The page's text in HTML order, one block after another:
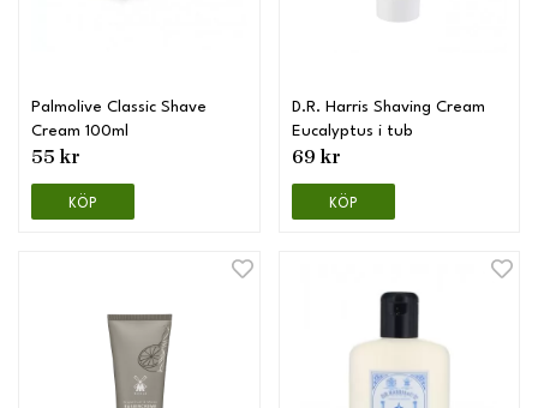
Palmolive Classic Shave
Cream 100ml
55 kr
KÖP
D.R. Harris Shaving Cream
Eucalyptus i tub
69 kr
KÖP